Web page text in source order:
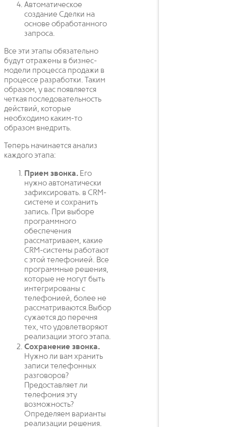
Автоматическое
создание Сделки на
основе обработанного
запроса.
Все эти этапы обязательно
будут отражены в бизнес-
модели процесса продажи в
процессе разработки. Таким
образом, у вас появляется
четкая последовательность
действий, которые
необходимо каким-то
образом внедрить.
Теперь начинается анализ
каждого этапа:
Прием звонка. Его
нужно автоматически
зафиксировать. в CRM-
системе и сохранить
запись. При выборе
программного
обеспечения
рассматриваем, какие
CRM-системы работают
с этой телефонией. Все
программные решения,
которые не могут быть
интегрированы с
телефонией, более не
рассматриваются.Выбор
сужается до перечня
тех, что удовлетворяют
реализации этого этапа.
Сохранение звонка.
Нужно ли вам хранить
записи телефонных
разговоров?
Предоставляет ли
телефония эту
возможность?
Определяем варианты
реализации решения.